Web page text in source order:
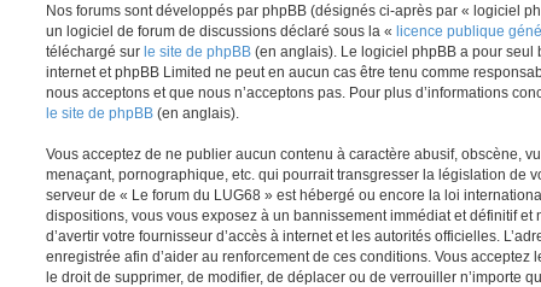
Nos forums sont développés par phpBB (désignés ci-après par « logiciel
un logiciel de forum de discussions déclaré sous la « licence publique
téléchargé sur le site de phpBB (en anglais). Le logiciel phpBB a pour seul
internet et phpBB Limited ne peut en aucun cas être tenu comme
nous acceptons et que nous n’acceptons pas. Pour plus d’informations
le site de phpBB (en anglais).
Vous acceptez de ne publier aucun contenu à caractère abusif, obscène,
menaçant, pornographique, etc. qui pourrait transgresser la législation de
serveur de « Le forum du LUG68 » est hébergé ou encore la loi
dispositions, vous vous exposez à un bannissement immédiat et définitif et
d’avertir votre fournisseur d’accès à internet et les autorités officielles.
enregistrée afin d’aider au renforcement de ces conditions. Vous acceptez
le droit de supprimer, de modifier, de déplacer ou de verrouiller n’importe